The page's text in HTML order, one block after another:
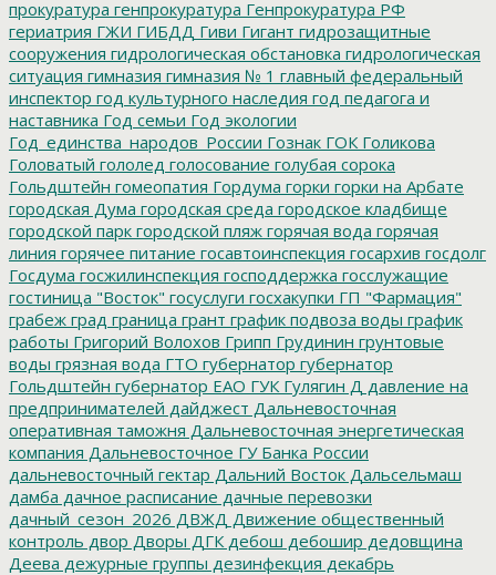
прокуратура генпрокуратура Генпрокуратура РФ
гериатрия ГЖИ ГИБДД Гиви Гигант гидрозащитные
сооружения гидрологическая обстановка гидрологическая
ситуация гимназия гимназия № 1 главный федеральный
инспектор год культурного наследия год педагога и
наставника Год семьи Год экологии
Год_единства_народов_России Гознак ГОК Голикова
Головатый гололед голосование голубая сорока
Гольдштейн гомеопатия Гордума горки горки на Арбате
городская Дума городская среда городское кладбище
городской парк городской пляж горячая вода горячая
линия горячее питание госавтоинспекция госархив госдолг
Госдума госжилинспекция господдержка госслужащие
гостиница "Восток" госуслуги госхакупки ГП "Фармация"
грабеж град граница грант график подвоза воды график
работы Григорий Волохов Грипп Грудинин грунтовые
воды грязная вода ГТО губернатор губернатор
Гольдштейн губернатор ЕАО ГУК Гулягин Д давление на
предпринимателей дайджест Дальневосточная
оперативная таможня Дальневосточная энергетическая
компания Дальневосточное ГУ Банка России
дальневосточный гектар Дальний Восток Дальсельмаш
дамба дачное расписание дачные перевозки
дачный_сезон_2026 ДВЖД Движение общественный
контроль двор Дворы ДГК дебош дебошир дедовщина
Деева дежурные группы дезинфекция декабрь